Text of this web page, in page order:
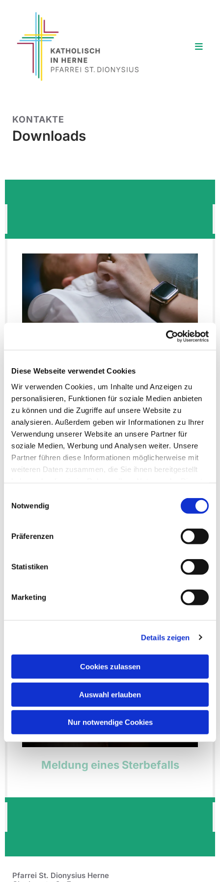
Diese Webseite verwendet Cookies
Wir verwenden Cookies, um Inhalte und Anzeigen zu
personalisieren, Funktionen für soziale Medien anbieten
zu können und die Zugriffe auf unsere Website zu
analysieren. Außerdem geben wir Informationen zu Ihrer
Verwendung unserer Website an unsere Partner für
soziale Medien, Werbung und Analysen weiter. Unsere
Partner führen diese Informationen möglicherweise mit
weiteren Daten zusammen, die Sie ihnen bereitgestellt
Notwendig
Präferenzen
Statistiken
Marketing
Details zeigen
Cookies zulassen
Auswahl erlauben
Nur notwendige Cookies
KONTAKTE
Downloads
Taufvorbereitung und Taufen
Meldung eines Sterbefalls
Pfarrei St. Dionysius Herne